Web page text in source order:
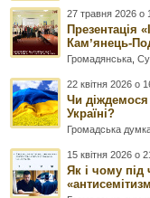
27 травня 2026 о
Презентація
Камʼянець-
Громадянська ,
22 квітня 2026 о
Чи
Україні?
Громадська
15 квітня 2026 о
Як і чому під